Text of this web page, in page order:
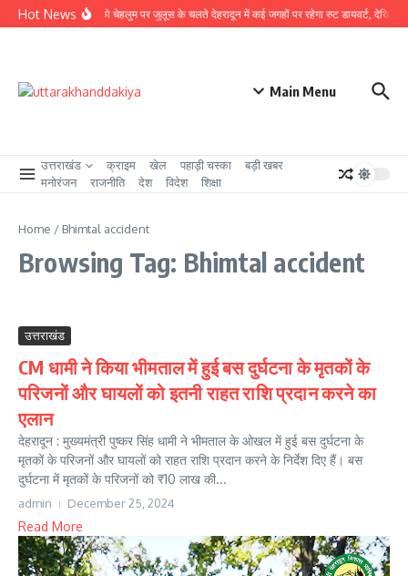
Skip to content
Hot News4 अगस्त को चेहलुम पर जुलूस के चलते देहरादून में कई जगहों पर रहेगा रुट डायवर्ट, देखिए
Main Menu
उत्तराखंड क्राइम खेल पहाड़ी चस्का
बड़ी खबर
मनोरंजन
राजनीति देश विदेश शिक्षा
Home / Bhimtal accident
Browsing Tag: Bhimtal accident
उत्तराखंड
CM धामी ने किया भीमताल में हुई बस दुर्घटना के मृतकों के
परिजनों और घायलों को इतनी राहत राशि प्रदान करने का
एलान
देहरादून : मुख्यमंत्री पुष्कर सिंह धामी ने भीमताल के ओखल में हुई बस दुर्घटना के
मृतकों के परिजनों और घायलों को राहत राशि प्रदान करने के निर्देश दिए हैं। बस
दुर्घटना में मृतकों के परिजनों को ₹10 लाख की...
admin December 25, 2024
Read More